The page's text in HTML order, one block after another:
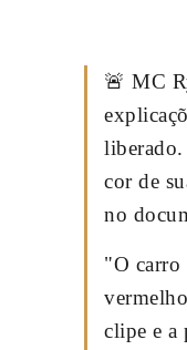
🚨 MC
cor de
no
"O carro
clipe e a